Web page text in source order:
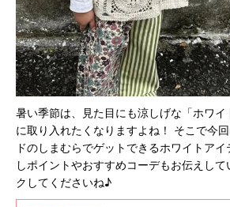
暑い季節は、見た目にも涼しげな「ホワ
に取り入れたくなりますよね！ そこで今
ドのしまむらでゲットできるホワイトア
しポイントやおすすめコーデもお伝えし
クしてくださいね♪